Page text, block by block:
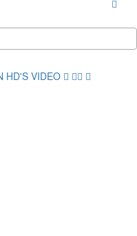
HD'S VIDEO